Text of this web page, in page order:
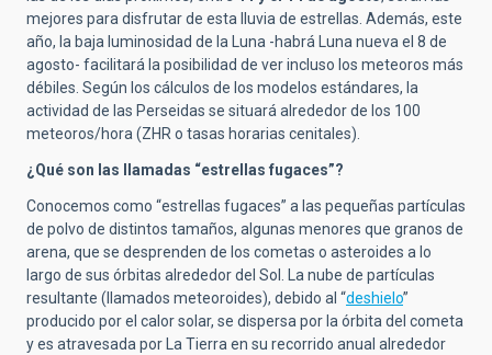
mejores para disfrutar de esta lluvia de estrellas. Además, este
año, la baja luminosidad de la Luna -habrá Luna nueva el 8 de
agosto- facilitará la posibilidad de ver incluso los meteoros más
débiles. Según los cálculos de los modelos estándares, la
actividad de las Perseidas se situará alrededor de los 100
meteoros/hora (ZHR o tasas horarias cenitales).
¿Qué son las llamadas “estrellas fugaces”?
Conocemos como “estrellas fugaces” a las pequeñas partículas
de polvo de distintos tamaños, algunas menores que granos de
arena, que se desprenden de los cometas o asteroides a lo
largo de sus órbitas alrededor del Sol. La nube de partículas
resultante (llamados meteoroides), debido al “deshielo”
producido por el calor solar, se dispersa por la órbita del cometa
y es atravesada por La Tierra en su recorrido anual alrededor